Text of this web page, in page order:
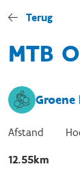
Terug
MTB
Groene
Afstand
12.55km